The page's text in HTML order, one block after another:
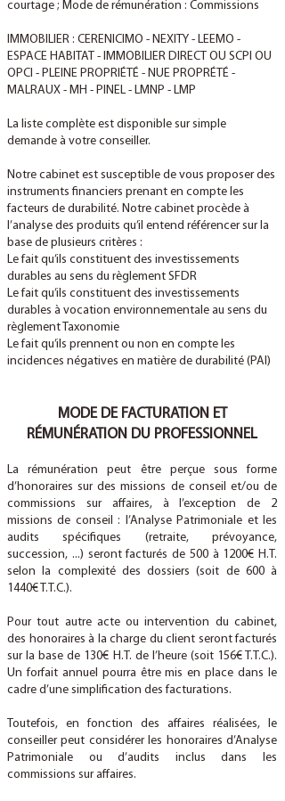
courtage ; Mode de rémunération : Commissions
IMMOBILIER : CERENICIMO - NEXITY - LEEMO -
ESPACE HABITAT - IMMOBILIER DIRECT OU SCPI OU
OPCI - PLEINE PROPRIÉTÉ - NUE PROPRÉTÉ -
MALRAUX - MH - PINEL - LMNP - LMP
La liste complète est disponible sur simple
demande à votre conseiller.
Notre cabinet est susceptible de vous proposer des
instruments financiers prenant en compte les
facteurs de durabilité. Notre cabinet procède à
l’analyse des produits qu’il entend référencer sur la
base de plusieurs critères :
Le fait qu’ils constituent des investissements
durables au sens du règlement SFDR
Le fait qu’ils constituent des investissements
durables à vocation environnementale au sens du
règlement Taxonomie
Le fait qu’ils prennent ou non en compte les
incidences négatives en matière de durabilité (PAI)
MODE DE FACTURATION ET
RÉMUNÉRATION DU PROFESSIONNEL
La rémunération peut être perçue sous forme
d’honoraires sur des missions de conseil et/ou de
commissions sur affaires, à l’exception de 2
missions de conseil : l’Analyse Patrimoniale et les
audits spécifiques (retraite, prévoyance,
succession, ...) seront facturés de 500 à 1200€ H.T.
selon la complexité des dossiers (soit de 600 à
1440€ T.T.C.).
Pour tout autre acte ou intervention du cabinet,
des honoraires à la charge du client seront facturés
sur la base de 130€ H.T. de l’heure (soit 156€ T.T.C.).
Un forfait annuel pourra être mis en place dans le
cadre d’une simplification des facturations.
Toutefois, en fonction des affaires réalisées, le
conseiller peut considérer les honoraires d’Analyse
Patrimoniale ou d’audits inclus dans les
commissions sur affaires.